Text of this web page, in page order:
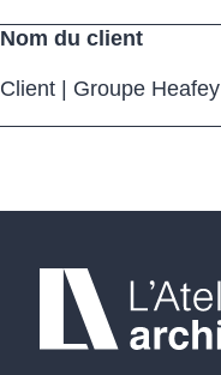
Nom du client
Client | Groupe Heafey